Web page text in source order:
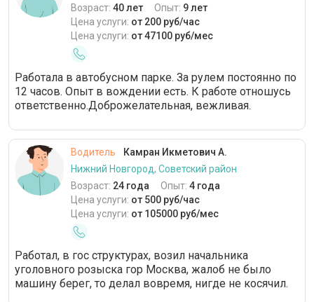
Возраст: 40 лет Опыт: 9 лет
Цена услуги: от 200 руб/час
Цена услуги: от 47100 руб/мес
Работала в автобусном парке. За рулем постоянно по
12 часов. Опыт в вождении есть. К работе отношусь
ответственно.Доброжелательная, вежливая.
Водитель
Камран Икметович А.
Нижний Новгород, Советский район
Возраст: 24 года Опыт: 4 года
Цена услуги: от 500 руб/час
Цена услуги: от 105000 руб/мес
Работал, в гос структурах, возил начальника
уголовного розыска гор Москва, жалоб не было
машину берег, то делал вовремя, нигде не косячил.